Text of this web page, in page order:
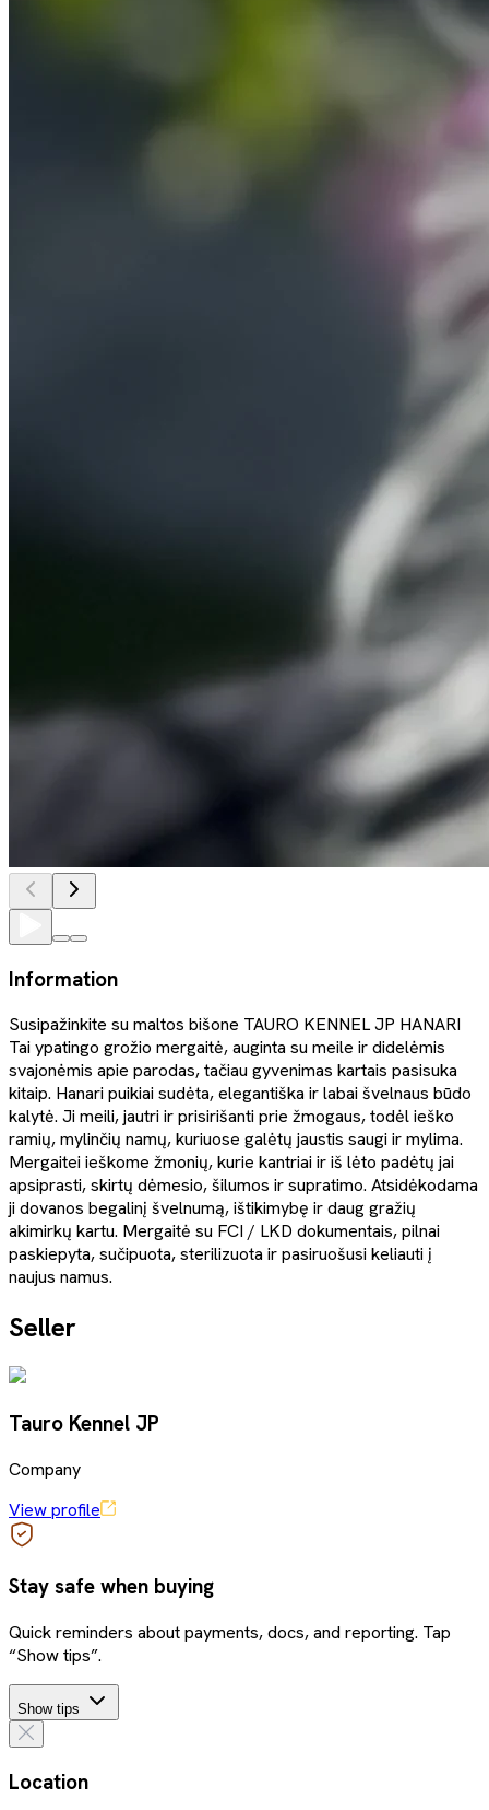
Information
Susipažinkite su maltos bišone TAURO KENNEL JP HANARI
Tai ypatingo grožio mergaitė, auginta su meile ir didelėmis
svajonėmis apie parodas, tačiau gyvenimas kartais pasisuka
kitaip. Hanari puikiai sudėta, elegantiška ir labai švelnaus būdo
kalytė. Ji meili, jautri ir prisirišanti prie žmogaus, todėl ieško
ramių, mylinčių namų, kuriuose galėtų jaustis saugi ir mylima.
Mergaitei ieškome žmonių, kurie kantriai ir iš lėto padėtų jai
apsiprasti, skirtų dėmesio, šilumos ir supratimo. Atsidėkodama
ji dovanos begalinį švelnumą, ištikimybę ir daug gražių
akimirkų kartu. Mergaitė su FCI / LKD dokumentais, pilnai
paskiepyta, sučipuota, sterilizuota ir pasiruošusi keliauti į
naujus namus.
Seller
Tauro Kennel JP
Company
View profile
Stay safe when buying
Quick reminders about payments, docs, and reporting. Tap
“Show tips”.
Show tips
Location